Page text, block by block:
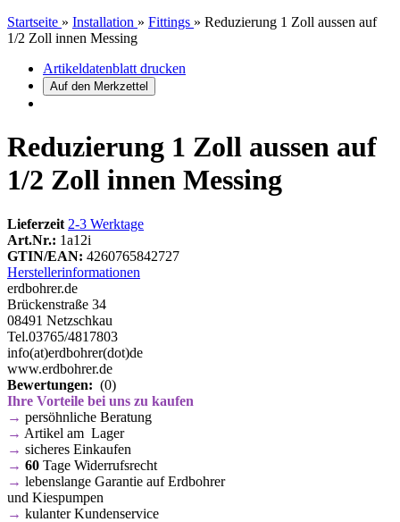
Startseite » Installation » Fittings » Reduzierung 1 Zoll aussen auf
1/2 Zoll innen Messing
Artikeldatenblatt drucken
Reduzierung 1 Zoll aussen auf
1/2 Zoll innen Messing
Lieferzeit 2-3 Werktage
Art.Nr.: 1a12i
GTIN/EAN: 4260765842727
Herstellerinformationen
erdbohrer.de
Brückenstraße 34
08491 Netzschkau
Tel.03765/4817803
info(at)erdbohrer(dot)de
www.erdbohrer.de
Bewertungen: (0)
Ihre Vorteile bei uns zu kaufen
→ persöhnliche Beratung
→ Artikel am Lager
→ sicheres Einkaufen
→ 60 Tage Widerrufsrecht
→ lebenslange Garantie auf Erdbohrer
und Kiespumpen
→ kulanter Kundenservice